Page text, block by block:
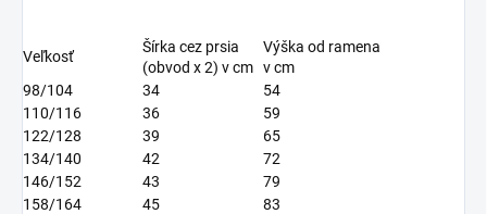
Veľkosť
Šírka cez prsia
(obvod x 2) v cm
Výška od ramena
v cm
98/104
34
54
110/116
36
59
122/128
39
65
134/140
42
72
146/152
43
79
158/164
45 83